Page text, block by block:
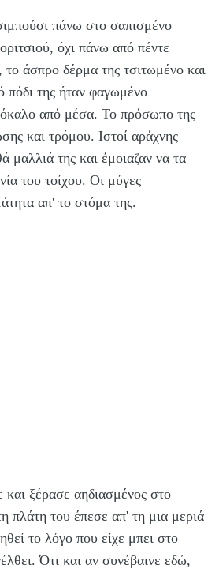
πάνω στο σαπισμένο
όχι πάνω από πέντε
άσπρο δέρμα της τσιτωμένο και
πόδι της ήταν φαγωμένο
από μέσα. Το πρόσωπο της
και τρόμου. Ιστοί αράχνης
μαλλιά της και έμοιαζαν να τα
του τοίχου. Οι μύγες
απ' το στόμα της.
ξέρασε αηδιασμένος στο
πλάτη του έπεσε απ' τη μια μεριά
το λόγο που είχε μπει στο
Ότι και αν συνέβαινε εδώ,